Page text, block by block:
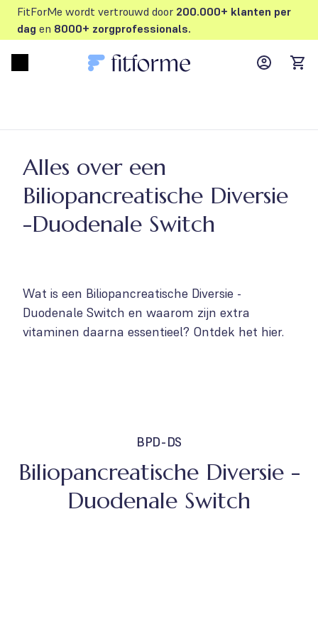
FitForMe wordt vertrouwd door 200.000+ klanten per
dag en 8000+ zorgprofessionals.
MyFFM
Alles over een
Biliopancreatische Diversie
-Duodenale Switch
Wat is een Biliopancreatische Diversie -
Duodenale Switch en waarom zijn extra
vitaminen daarna essentieel? Ontdek het hier.
BPD-DS
Biliopancreatische Diversie -
Duodenale Switch